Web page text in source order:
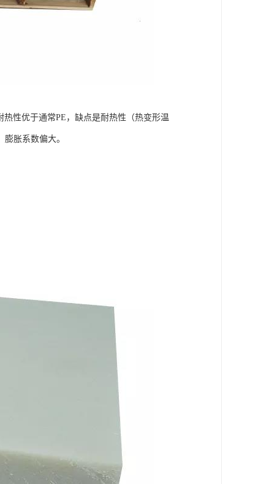
性优于通常PE，缺点是耐热性（热变形温
胀系数偏大。